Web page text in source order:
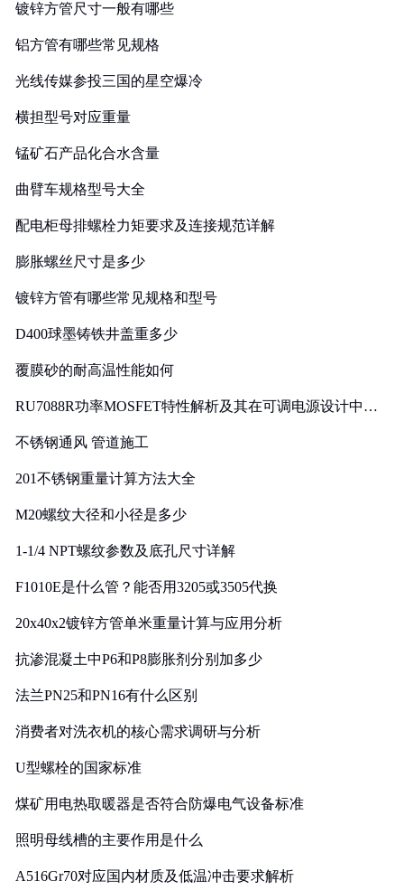
镀锌方管尺寸一般有哪些
铝方管有哪些常见规格
光线传媒参投三国的星空爆冷
横担型号对应重量
锰矿石产品化合水含量
曲臂车规格型号大全
配电柜母排螺栓力矩要求及连接规范详解
膨胀螺丝尺寸是多少
镀锌方管有哪些常见规格和型号
D400球墨铸铁井盖重多少
覆膜砂的耐高温性能如何
RU7088R功率MOSFET特性解析及其在可调电源设计中的
不锈钢通风 管道施工
201不锈钢重量计算方法大全
M20螺纹大径和小径是多少
1-1/4 NPT螺纹参数及底孔尺寸详解
F1010E是什么管？能否用3205或3505代换
20x40x2镀锌方管单米重量计算与应用分析
抗渗混凝土中P6和P8膨胀剂分别加多少
法兰PN25和PN16有什么区别
消费者对洗衣机的核心需求调研与分析
U型螺栓的国家标准
煤矿用电热取暖器是否符合防爆电气设备标准
照明母线槽的主要作用是什么
A516Gr70对应国内材质及低温冲击要求解析